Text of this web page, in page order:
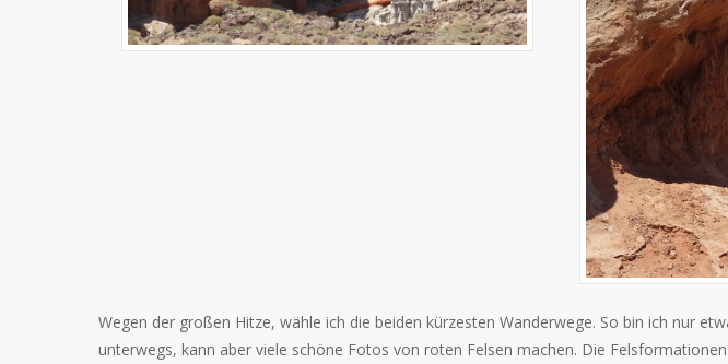
Wegen der großen Hitze, wähle ich die beiden kürzesten Wanderwege. So bin ich nur
unterwegs, kann aber viele schöne Fotos von roten Felsen machen. Die